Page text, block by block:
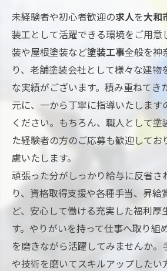
未経験者や初心者歓迎の求人を大和
装工として活躍できる環境をご用意
装や屋根塗装など塗装工事全般を神
り、老舗塗装会社として様々な建物
な実績がございます。積み重ねてき
元に、一から丁寧に指導いたします
ください。もちろん、職人として塗
た経験者の方のご応募も歓迎してお
慮いたします。
頑張った分がしっかり給与に反省さ
り、資格取得支援や各種手当、昇給
ど、安心して働ける充実した福利厚
す。やりがいを持って仕事へ取り組
を磨きながら活躍してみませんか。
や技術を磨いてスキルアップしたい